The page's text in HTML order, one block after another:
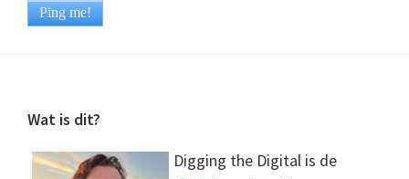
Footer
Wat is dit?
Digging the Digital is de